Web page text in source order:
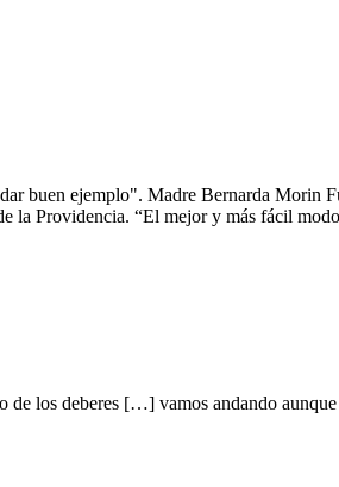
buen ejemplo". Madre Bernarda
la Providencia. “El mejor y más fácil
los deberes […] vamos andando aunque